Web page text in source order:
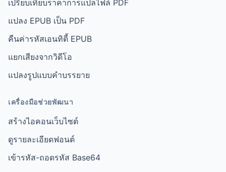
เปรียบเทียบราคาการแปลไฟล์ PDF
แปลง EPUB เป็น PDF
คืนค่ารหัสเอนทิตี้ EPUB
แยกเสียงจากวิดีโอ
แปลงรูปแบบคำบรรยาย
เครื่องมือช่วยพัฒนา
สร้างไอคอนเว็บไซต์
ดูรายละเอียดฟอนต์
เข้ารหัส-ถอดรหัส Base64